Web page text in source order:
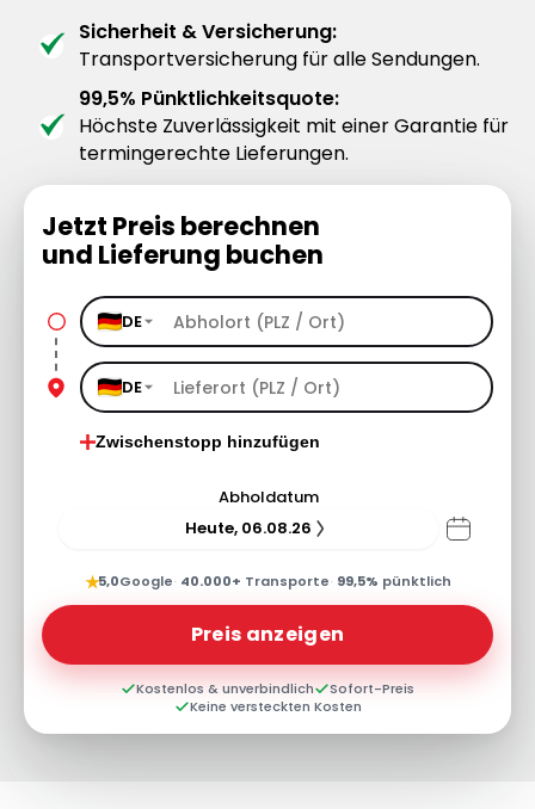
Sicherheit & Versicherung:
Transportversicherung für alle Sendungen.
99,5% Pünktlichkeitsquote:
Höchste Zuverlässigkeit mit einer Garantie für
termingerechte Lieferungen.
Jetzt Preis berechnen
und Lieferung buchen
DE
DE
Zwischenstopp hinzufügen
Abholdatum
Heute, 06.08.26
★5,0Google· 40.000+ Transporte· 99,5% pünktlich
Preis anzeigen
Kostenlos & unverbindlich
Sofort-Preis
Keine versteckten Kosten